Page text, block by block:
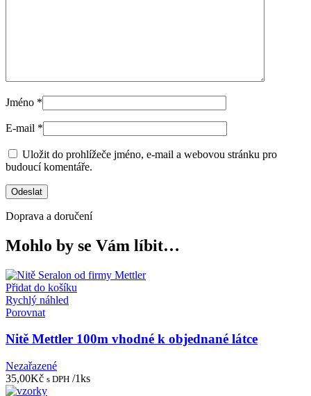
Jméno *
E-mail *
Uložit do prohlížeče jméno, e-mail a webovou stránku pro
budoucí komentáře.
Doprava a doručení
Mohlo by se Vám líbit…
Přidat do košíku
Rychlý náhled
Porovnat
Nitě Mettler 100m vhodné k objednané látce
Nezařazené
35,00Kč s DPH /1ks